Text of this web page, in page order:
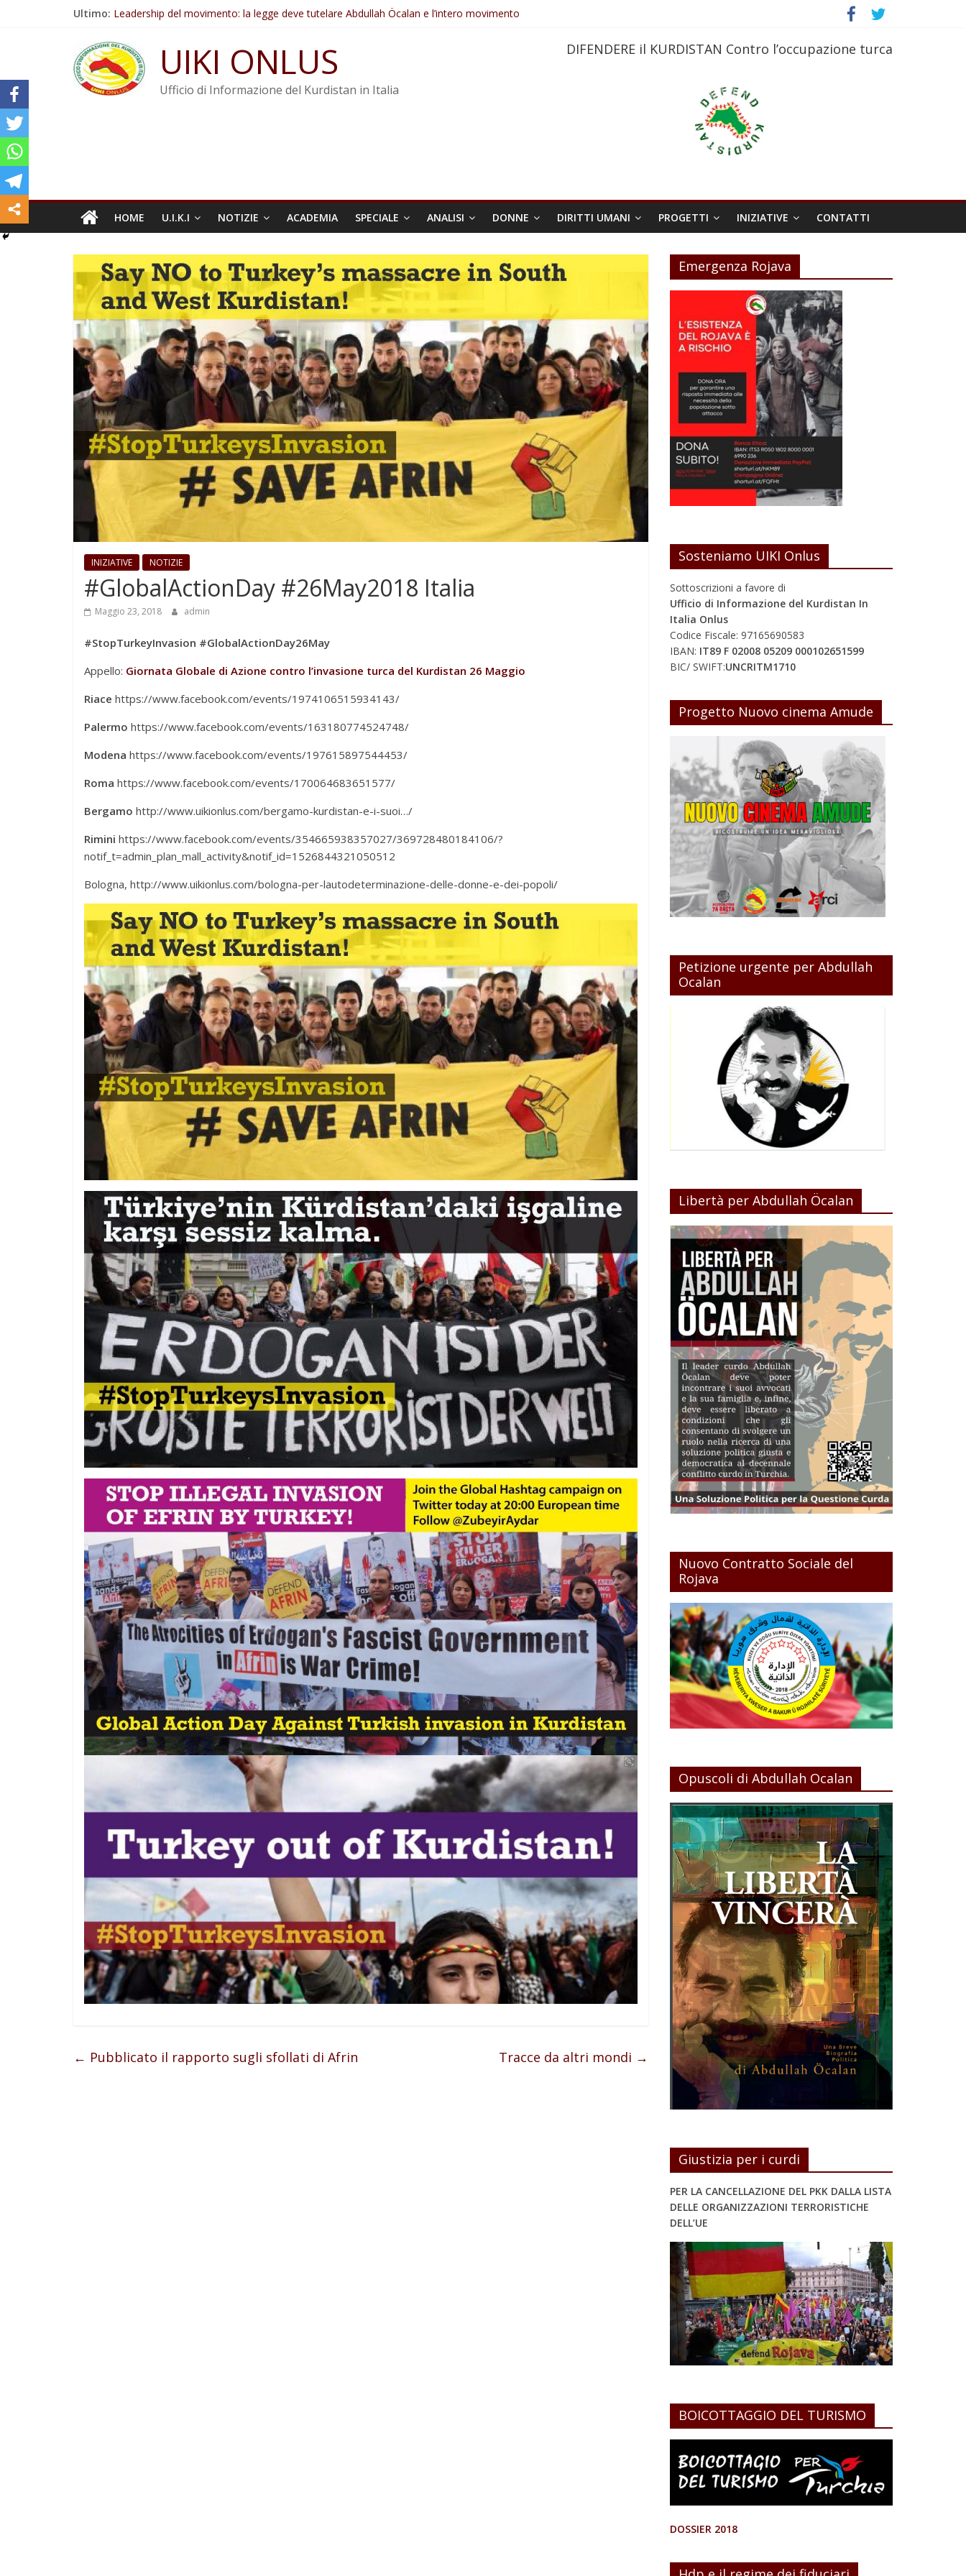
Ultimo: Leadership del movimento: la legge deve tutelare Abdullah Öcalan e l’intero movimento
Non tenere conto della situazione di Rêber Apo ostacolerebbe l’attuazione della legge
Il KNK chiede un’azione internazionale contro i crimini di guerra dell’Iran
Abdullah Öcalan: Le legge negativa deve essere trasformata in legge positiva
UIKI ONLUS
Ufficio di Informazione del Kurdistan in Italia
DIFENDERE il KURDISTAN Contro l’occupazione turca
HOME U.I.K.I NOTIZIE ACADEMIA SPECIALE ANALISI DONNE DIRITTI UMANI PROGETTI INIZIATIVE CONTATTI
INIZIATIVE NOTIZIE
#GlobalActionDay #26May2018 Italia
Maggio 23, 2018 admin
#StopTurkeyInvasion #GlobalActionDay26May
Appello: Giornata Globale di Azione contro l’invasione turca del Kurdistan 26 Maggio
Riace https://www.facebook.com/events/1974106515934143/
Palermo https://www.facebook.com/events/163180774524748/
Modena https://www.facebook.com/events/197615897544453/
Roma https://www.facebook.com/events/170064683651577/
Bergamo http://www.uikionlus.com/bergamo-kurdistan-e-i-suoi…/
Rimini https://www.facebook.com/events/354665938357027/369728480184106/?
notif_t=admin_plan_mall_activity&notif_id=1526844321050512
Bologna, http://www.uikionlus.com/bologna-per-lautodeterminazione-delle-donne-e-dei-popoli/
← Pubblicato il rapporto sugli sfollati di Afrin Tracce da altri mondi →
Emergenza Rojava
Sosteniamo UIKI Onlus
Sottoscrizioni a favore di
Ufficio di Informazione del Kurdistan In
Italia Onlus
Codice Fiscale: 97165690583
IBAN: IT89 F 02008 05209 000102651599
BIC/ SWIFT:UNCRITM1710
Progetto Nuovo cinema Amude
Petizione urgente per Abdullah
Ocalan
Libertà per Abdullah Öcalan
Nuovo Contratto Sociale del
Rojava
Opuscoli di Abdullah Ocalan
Giustizia per i curdi
PER LA CANCELLAZIONE DEL PKK DALLA LISTA
DELLE ORGANIZZAZIONI TERRORISTICHE
DELL’UE
BOICOTTAGGIO DEL TURISMO
DOSSIER 2018